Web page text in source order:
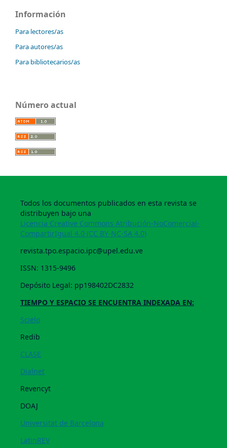
Información
Para lectores/as
Para autores/as
Para bibliotecarios/as
Número actual
Todos los documentos publicados en esta revista se
distribuyen bajo una
Licencia Creative Commons Atribución-NoComercial-
CompartirIgual 4.0 (CC BY-NC-SA 4.0)
revista.tpo.espacio.ipc@upel.edu.ve
ISSN: 1315-9496
Depósito Legal: pp198402DC2832
TIEMPO Y ESPACIO SE ENCUENTRA INDEXADA EN:
Scielo
Redib
CLASE
Dialnet
Revencyt
DOAJ
Universitat de Barcelona
LatinREV